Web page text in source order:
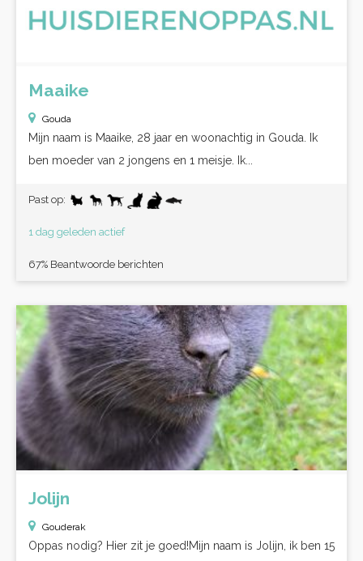
Maaike
Gouda
Mijn naam is Maaike, 28 jaar en woonachtig in Gouda. Ik
ben moeder van 2 jongens en 1 meisje. Ik...
Past op:
1 dag geleden actief
67% Beantwoorde berichten
Jolijn
Gouderak
Oppas nodig? Hier zit je goed!Mijn naam is Jolijn, ik ben 15